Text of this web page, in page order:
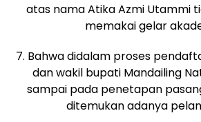
atas nama Atika Azmi Utammi
memakai gelar
7. Bahwa didalam proses
dan wakil bupati Mandailing
sampai pada penetapan
ditemukan adanya